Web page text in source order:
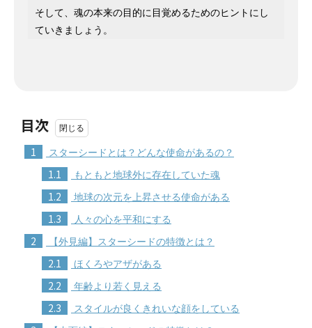
そして、魂の本来の目的に目覚めるためのヒントにし
ていきましょう。
目次
1 スターシードとは？どんな使命があるの？
1.1 もともと地球外に存在していた魂
1.2 地球の次元を上昇させる使命がある
1.3 人々の心を平和にする
2 【外見編】スターシードの特徴とは？
2.1 ほくろやアザがある
2.2 年齢より若く見える
2.3 スタイルが良くきれいな顔をしている